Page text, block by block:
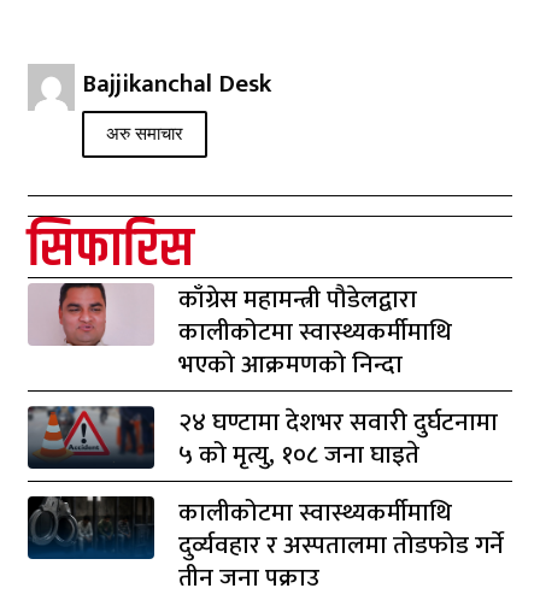
Bajjikanchal Desk
अरु समाचार
सिफारिस
काँग्रेस महामन्त्री पौडेलद्वारा
कालीकोटमा स्वास्थ्यकर्मीमाथि
भएको आक्रमणको निन्दा
२४ घण्टामा देशभर सवारी दुर्घटनामा
५ को मृत्यु, १०८ जना घाइते
कालीकोटमा स्वास्थ्यकर्मीमाथि
दुर्व्यवहार र अस्पतालमा तोडफोड गर्ने
तीन जना पक्राउ